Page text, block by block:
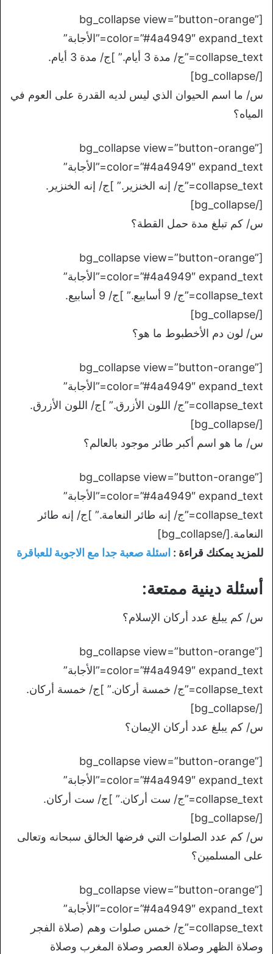
[bg_collapse view=”button-orange”
color=”#4a4949″ expand_text=”الأجابة”
collapse_text=”ج/ مدة 3 أيام.” ]ج/ مدة 3 أيام.
[/bg_collapse]
س/ ما اسم الحيوان الذي ليس لديه القدرة على العوم في
المياه؟
[bg_collapse view=”button-orange”
color=”#4a4949″ expand_text=”الأجابة”
collapse_text=”ج/ إنه الخنزير.” ]ج/ إنه الخنزير.
[/bg_collapse]
س/ كم تبلغ مدة حمل القطة؟
[bg_collapse view=”button-orange”
color=”#4a4949″ expand_text=”الأجابة”
collapse_text=”ج/ 9 أسابيع.” ]ج/ 9 أسابيع.
[/bg_collapse]
س/ لون دم الأخطبوط ما هو؟
[bg_collapse view=”button-orange”
color=”#4a4949″ expand_text=”الأجابة”
collapse_text=”ج/ اللون الأزرق.” ]ج/ اللون الأزرق.
[/bg_collapse]
س/ ما هو اسم أكبر طائر موجود بالعالم؟
[bg_collapse view=”button-orange”
color=”#4a4949″ expand_text=”الأجابة”
collapse_text=”ج/ إنه طائر النعامة.” ]ج/ إنه طائر
النعامة.[/bg_collapse]
للمزيد يمكنك قراءة : اسئلة صعبة جدا مع الاجوبة للعباقرة
أسئلة دينية ممتعة:
س/ كم يبلغ عدد أركان الإسلام؟
[bg_collapse view=”button-orange”
color=”#4a4949″ expand_text=”الأجابة”
collapse_text=”ج/ خمسة أركان.” ]ج/ خمسة أركان.
[/bg_collapse]
س/ كم يبلغ عدد أركان الإيمان؟
[bg_collapse view=”button-orange”
color=”#4a4949″ expand_text=”الأجابة”
collapse_text=”ج/ ست أركان.” ]ج/ ست أركان.
[/bg_collapse]
س/ كم عدد الصلوات التي فرضها الخالق سبحانه وتعالى
على المسلمين؟
[bg_collapse view=”button-orange”
color=”#4a4949″ expand_text=”الأجابة”
collapse_text=”ج/ خمس صلوات وهم (صلاة الفجر
وصلاة الظهر وصلاة العصر وصلاة المغرب وصلاة